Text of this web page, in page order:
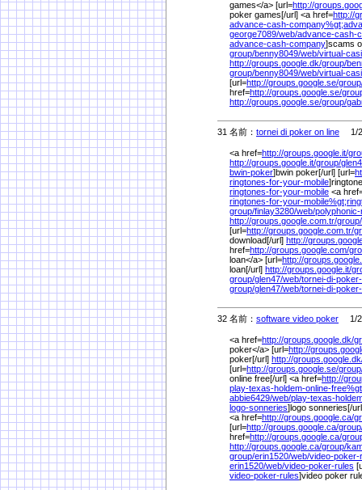
games</a> [url=http://
poker games[/url] <a href=http://
advance-cash-company%
george7089/web/advance-cash-
advance-cash-company]scams
group/benny8049/web/virtual-
http://groups.google.dk/group/
group/benny8049/web/virtual-
[url=http://groups.google.se/
href=http://groups.google.se/
http://groups.google.se/group/
31 名前： tornei di poker on line 1/
<a href=http://groups.google.it/
http://groups.google.it/group/
bwin-poker]bwin poker[/url] [url=
ringtones-for-your-mobile
ringtones-for-your-mobile <a
ringtones-for-your-mobile%
group/finlay3280/web/
http://groups.google.com.tr/group/
[url=http://groups.google.com.tr/
download[/url] http://
href=http://groups.google.com/
loan</a> [url=http://
loan[/url] http://groups.google.it/
group/glen47/web/tornei-di-
group/glen47/web/tornei-di-
32 名前： software video poker 1/
<a href=http://groups.google.dk/
poker</a> [url=http://
poker[/url] http://
[url=http://groups.google.se/
online free[/url] <a href=http://
play-texas-holdem-online-free%
abbie6429/web/play-texas-
logo-sonneries]logo sonneries[/
<a href=http://groups.google.ca/
[url=http://groups.google.ca/
href=http://groups.google.ca/
http://groups.google.ca/group/
group/erin1520/web/video-poker-
erin1520/web/video-poker-rules
video-poker-rules]video poker